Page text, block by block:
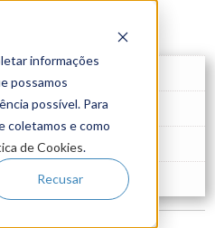
informações
possamos
possível. Para
coletamos e como
de Cookies.
Recusar